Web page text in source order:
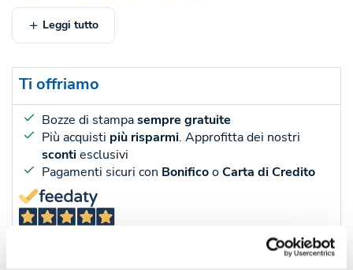
Leggi tutto
Ti offriamo
Bozze di stampasempre gratuite
Più acquisti più risparmi. Approfitta dei nostri
scontiesclusivi
Pagamenti sicuri con BonificooCarta di Credito